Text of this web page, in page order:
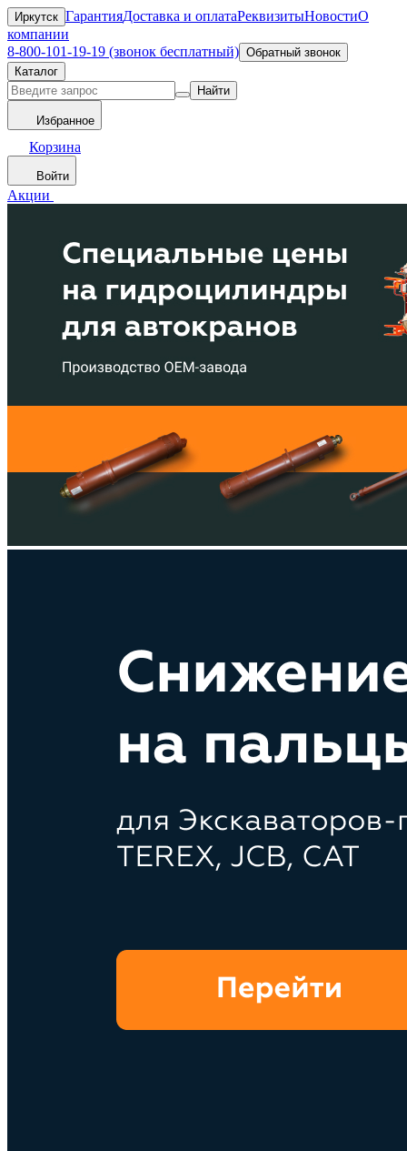
Иркутск ГарантияДоставка и оплатаРеквизитыНовостиО
компании
8-800-101-19-19 (звонок бесплатный) Обратный звонок
Каталог
Найти
Избранное
Корзина
Войти
Акции